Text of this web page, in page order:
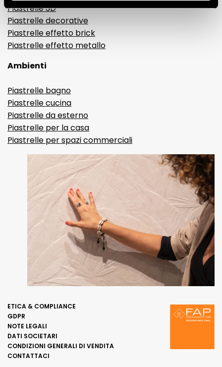
Piastrelle 3D
Piastrelle decorative
Piastrelle effetto brick
Piastrelle effetto metallo
Ambienti
Piastrelle bagno
Piastrelle cucina
Piastrelle da esterno
Piastrelle per la casa
Piastrelle per spazi commerciali
ETICA & COMPLIANCE
GDPR
NOTE LEGALI
DATI SOCIETARI
CONDIZIONI GENERALI DI VENDITA
CONTATTACI